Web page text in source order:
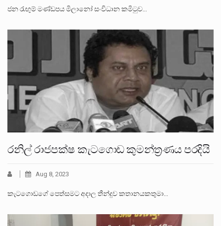
ජන රැඟුම් මණ්ඩපය මිලානෝ සංවිධාන කමිටුව…
රනිල් රාජපක්ෂ කැටගොඩ කුමන්ත්‍රණය පරදියි
Aug 8, 2023
කැටගොඩගේ පෙත්සමට අදාල තීන්දුව කතානයකතුමා…